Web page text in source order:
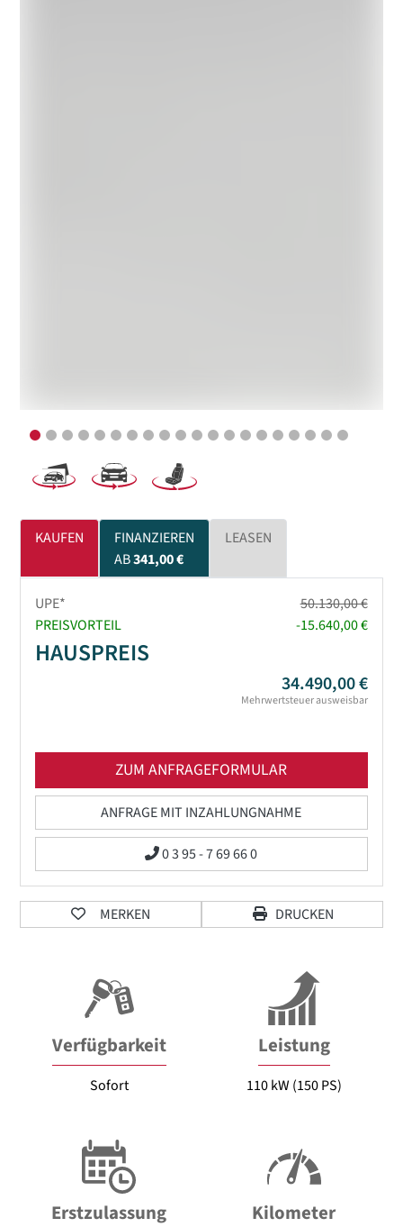
KAUFEN
FINANZIEREN
AB341,00 €
LEASEN
UPE*
50.130,00 €
PREISVORTEIL
-15.640,00 €
HAUSPREIS
34.490,00 €
Mehrwertsteuer ausweisbar
ZUM ANFRAGEFORMULAR
ANFRAGE MIT INZAHLUNGNAHME
0 3 95 - 7 69 66 0
MERKEN DRUCKEN
Verfügbarkeit
Sofort
Leistung
110 kW (150 PS)
Erstzulassung Kilometer